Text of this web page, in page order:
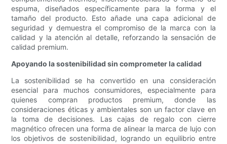
espuma, diseñados específicamente para la forma y el
tamaño del producto. Esto añade una capa adicional de
seguridad y demuestra el compromiso de la marca con la
calidad y la atención al detalle, reforzando la sensación de
calidad premium.
Apoyando la sostenibilidad sin comprometer la calidad
La sostenibilidad se ha convertido en una consideración
esencial para muchos consumidores, especialmente para
quienes compran productos premium, donde las
consideraciones éticas y ambientales son un factor clave en
la toma de decisiones. Las cajas de regalo con cierre
magnético ofrecen una forma de alinear la marca de lujo con
los objetivos de sostenibilidad, logrando un equilibrio entre